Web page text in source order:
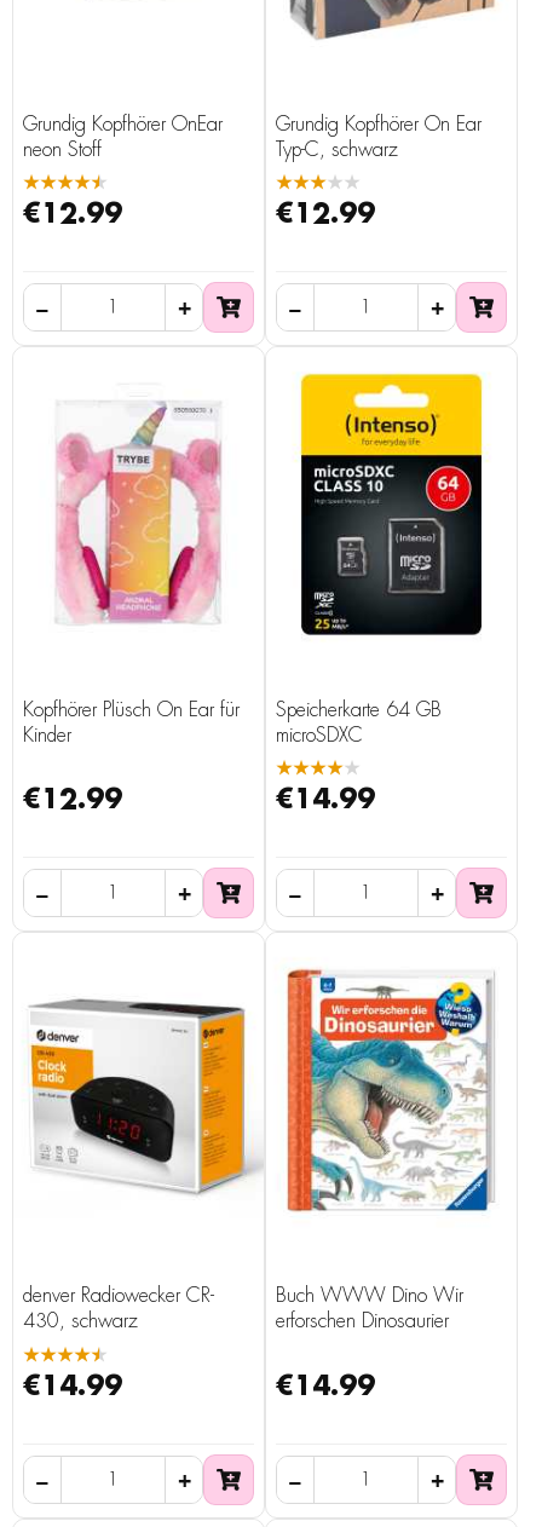
Grundig Kopfhörer OnEar
neon Stoff
★★★★★
€12.99
Grundig Kopfhörer On Ear
Typ-C, schwarz
★★★★★
€12.99
Kopfhörer Plüsch On Ear für
Kinder
€12.99
Speicherkarte 64 GB
microSDXC
★★★★★
€14.99
denver Radiowecker CR-
430, schwarz
★★★★★
€14.99
Buch WWW Dino Wir
erforschen Dinosaurier
€14.99